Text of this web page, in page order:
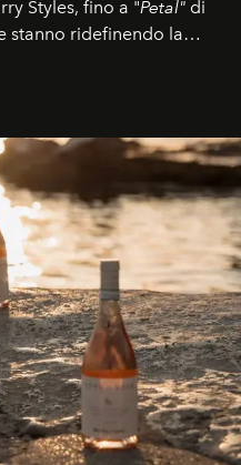
Styles, fino a "Petal" di
stanno ridefinendo la